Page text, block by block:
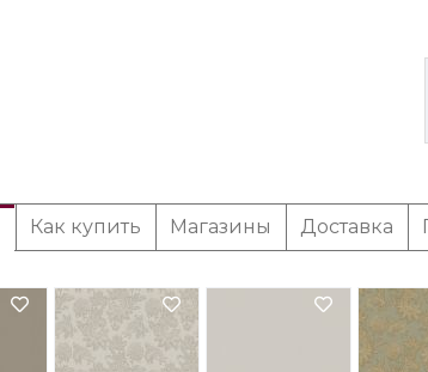
Как купить Магазины Доставка